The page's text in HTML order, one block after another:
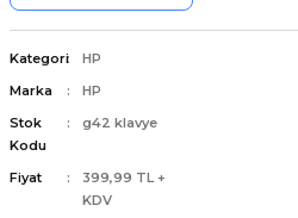
Kategori
HP
Marka
HP
Stok
Kodu
g42 klavye
Fiyat
399,99 TL +
KDV